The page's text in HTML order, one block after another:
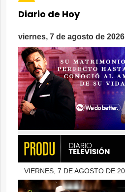
Diario de Hoy
viernes, 7 de agosto de 2026